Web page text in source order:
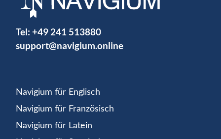
Tel: +49 241 513880
support@navigium.online
Navigium für Englisch
Navigium für Französisch
Navigium für Latein